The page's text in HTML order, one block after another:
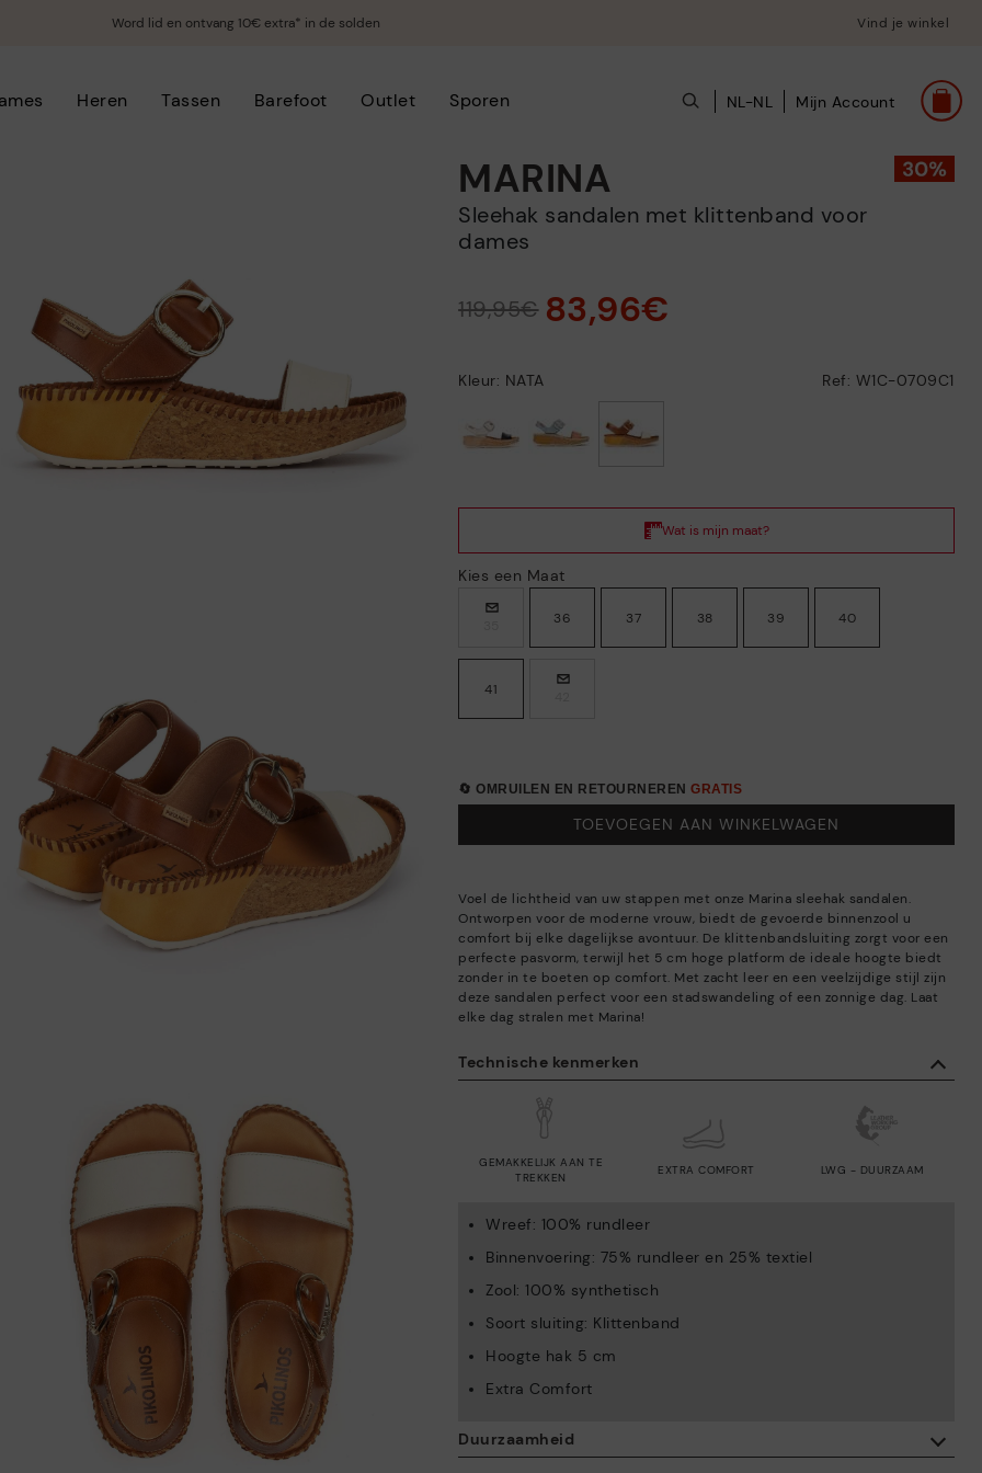
Word lid en ontvang 10€ extra* in de solden Vind je winkel
Heren Tassen Barefoot Outlet Sporen NL-NL Mijn Account
Technische kenmerken
GEMAKKELIJK AAN TE
TREKKEN
EXTRA COMFORT LWG - DUURZAAM
Wreef: 100% rundleer
Binnenvoering: 75% rundleer en 25% textiel
Zool: 100% synthetisch
Soort sluiting: Klittenband
Hoogte hak 5 cm
Extra Comfort
Duurzaamheid
MARINA
Sleehak sandalen met klittenband voor
dames
119,95€ 83,96€
Kleur: NATA Ref: W1C-0709C1
Kies een Maat
36 37 38 39 40
41
🔄 OMRUILEN EN RETOURNERENGRATIS
TOEVOEGEN AAN WINKELWAGEN
Voel de lichtheid van uw stappen met onze Marina sleehak sandalen.
Ontworpen voor de moderne vrouw, biedt de gevoerde binnenzool u
comfort bij elke dagelijkse avontuur. De klittenbandsluiting zorgt voor een
perfecte pasvorm, terwijl het 5 cm hoge platform de ideale hoogte biedt
zonder in te boeten op comfort. Met zacht leer en een veelzijdige stijl zijn
deze sandalen perfect voor een stadswandeling of een zonnige dag. Laat
elke dag stralen met Marina!